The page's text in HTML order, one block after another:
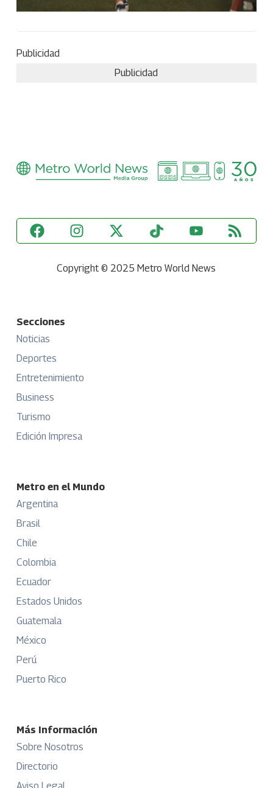
Publicidad
Publicidad
Copyright © 2025 Metro World News
Secciones
Noticias
Deportes
Entretenimiento
Business
Turismo
Edición Impresa
Metro en el Mundo
Argentina
Brasil
Chile
Colombia
Ecuador
Estados Unidos
Guatemala
México
Perú
Puerto Rico
Más Información
Sobre Nosotros
Directorio